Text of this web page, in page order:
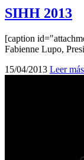
SIHH 2013
[caption
Fabienne Lupo,
15/04/2013 Leer